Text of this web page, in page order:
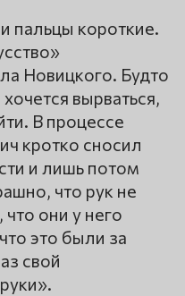
пальцы короткие.
Новицкого. Будто
вырваться,
В процессе
кротко сносил
и лишь потом
что рук не
что они у него
это были за
свой